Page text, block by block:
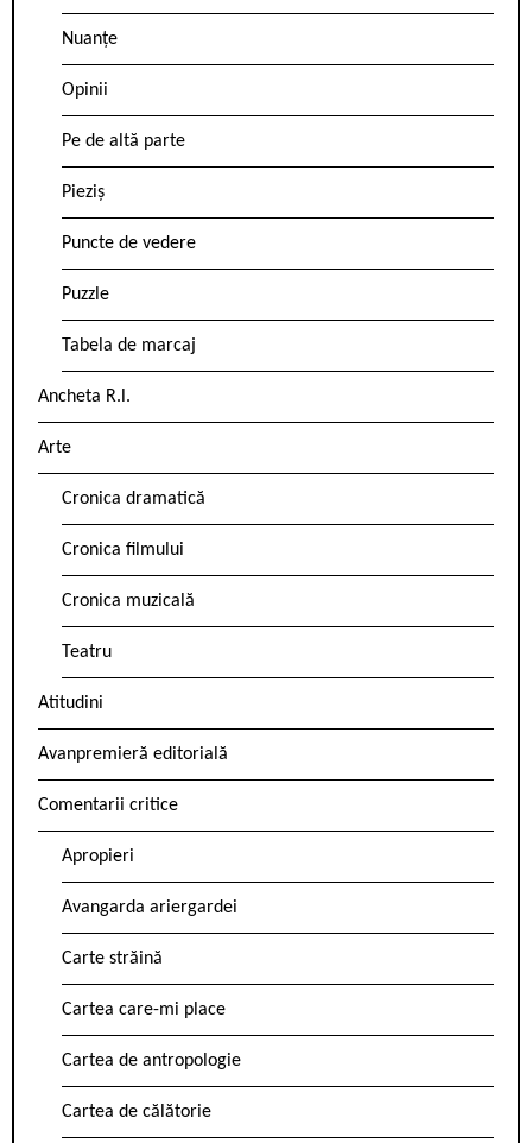
Nuanțe
Opinii
Pe de altă parte
Pieziș
Puncte de vedere
Puzzle
Tabela de marcaj
Ancheta R.l.
Arte
Cronica dramatică
Cronica filmului
Cronica muzicală
Teatru
Atitudini
Avanpremieră editorială
Comentarii critice
Apropieri
Avangarda ariergardei
Carte străină
Cartea care-mi place
Cartea de antropologie
Cartea de călătorie